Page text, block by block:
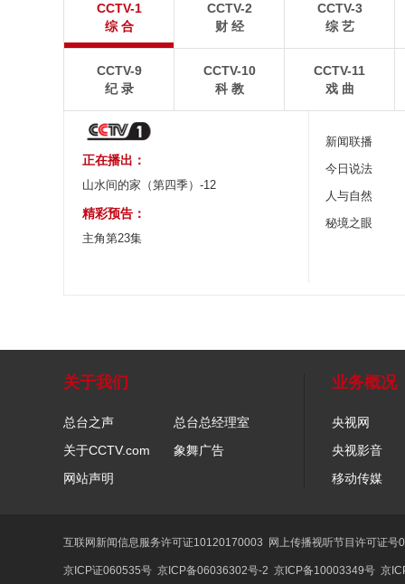
8月7日，贵州省毕节市大方县奢香古镇梯田音乐会在
宛如“大地指纹”般的环形梯田上演。
青海海西蒙古族藏族
CCTV-1
综 合
CCTV-2
财 经
CCTV-3
综 艺
CCTV-9
纪 录
CCTV-10
科 教
CCTV-11
戏 曲
正在播出：
山水间的家（第四季）-12
精彩预告：
主角第23集
新闻联播
今日说法
人与自然
秘境之眼
关于我们
总台之声
总台总经理室
关于CCTV.com
象舞广告
网站声明
业务概况
央视网
央视影音
移动传媒
互联网新闻信息服务许可证10120170003 网上传播视听节目许可证
京ICP证060535号 京ICP备06036302号-2 京ICP备10003349号 京